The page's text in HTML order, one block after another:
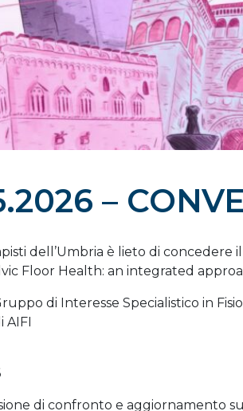
–
dell’Umbria è lieto di
Floor Health: an integrated
di Interesse Specialistico in
AIFI
di confronto e aggiornamento